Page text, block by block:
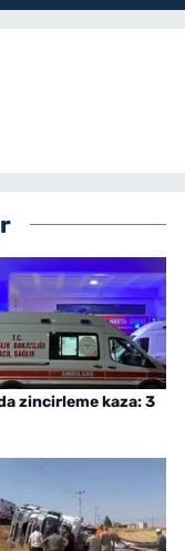
zincirleme kaza: 3